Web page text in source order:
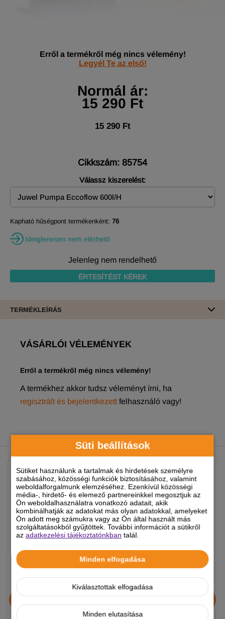
Süti beállítások
Sütiket használunk a tartalmak és hirdetések személyre
szabásához, közösségi funkciók biztosításához, valamint
weboldalforgalmunk elemzéséhez. Ezenkívül közösségi
média-, hirdető- és elemező partnereinkkel megosztjuk az
Ön weboldalhasználatra vonatkozó adatait, akik
kombinálhatják az adatokat más olyan adatokkal, amelyeket
Ön adott meg számukra vagy az Ön által használt más
szolgáltatásokból gyűjtöttek. További információt a sütikről
azadatkezelési tájékoztatónkban talál.
Minden elfogadása
Kiválasztottak elfogadása
Minden elutasítása
Erről a termékről még nincs vélemény!
Legyél Te az első!
Normál ár:
15 290 Ft
15 290 Ft
Cikkszám: 85754
Válassz kiszerelést:
Kapható hűségpont termékenként: 76
Ideiglenesen nem elérhető
Jelenleg nem rendelhető
ÉRTESÍTÉST KÉREK
TERMÉKLEÍRÁS
VÁSÁRLÓI VÉLEMÉNYEK
Erről a termékről még nincs vélemény!
A termékhez akkor tudsz véleményt írni, ha
regisztrált és bejelentkezett felhasználó vagy!
NEKED AJÁNLJUK
Chicopee HNL Protein Bar
JosiDog Economy